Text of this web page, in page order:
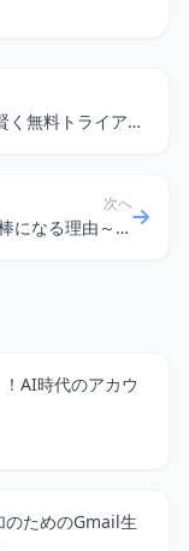
旅行がお得に！「使い捨てメール」で賢く無料トライアルを使い倒す方法
次へ
SaaSお試しで「捨てメアド」が最強の相棒になる理由～電話番号認証回避の裏技も？～
AI時代のアカウ
のためのGmail生